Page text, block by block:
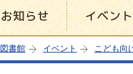
図書館 イベント こども向